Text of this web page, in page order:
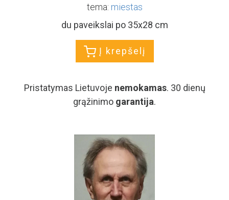
tema: miestas
du paveikslai po 35x28 cm
Į krepšelį
Pristatymas Lietuvoje nemokamas. 30 dienų
grąžinimo garantija.